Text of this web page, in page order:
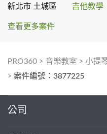
新北市 土城區 吉他教學
查看更多案件
PRO360 > 音樂教室 > 小提
> 案件編號：3877225
公司